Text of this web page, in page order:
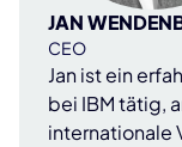
JAN
CEO
Jan ist ein
bei IBM tätig,
internationale